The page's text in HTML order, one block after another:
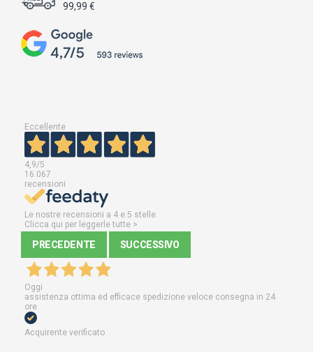
99,99 €
Eccellente
4,9/5
16.067
recensioni
Le nostre recensioni a 4 e 5 stelle.
Clicca qui per leggerle tutte >
PRECEDENTE SUCCESSIVO
Oggi
assistenza ottima ed efficace spedizione veloce consegna in 24
ore
Acquirente verificato